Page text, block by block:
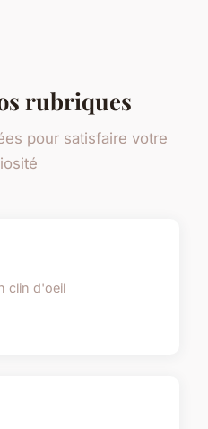
rubriques
pour satisfaire votre
clin d'oeil